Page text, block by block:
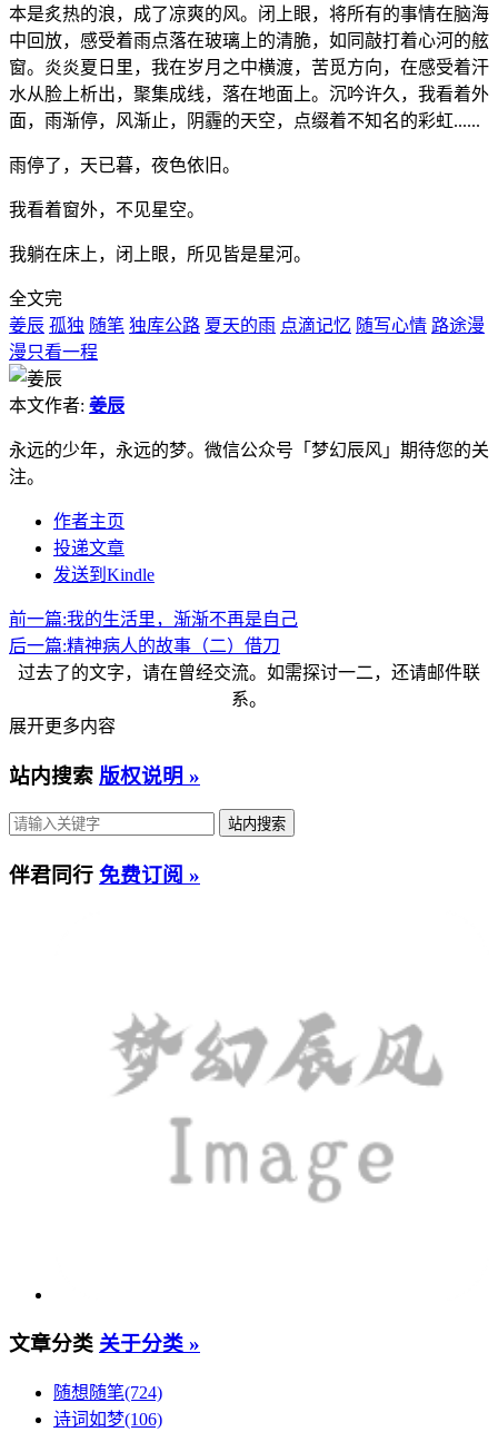
本是炙热的浪，成了凉爽的风。闭上眼，将所有的事情在脑海
中回放，感受着雨点落在玻璃上的清脆，如同敲打着心河的舷
窗。炎炎夏日里，我在岁月之中横渡，苦觅方向，在感受着汗
水从脸上析出，聚集成线，落在地面上。沉吟许久，我看着外
面，雨渐停，风渐止，阴霾的天空，点缀着不知名的彩虹......
雨停了，天已暮，夜色依旧。
我看着窗外，不见星空。
我躺在床上，闭上眼，所见皆是星河。
全文完
姜辰 孤独 随笔 独库公路 夏天的雨 点滴记忆 随写心情 路途漫
漫只看一程
本文作者: 姜辰
永远的少年，永远的梦。微信公众号「梦幻辰风」期待您的关
注。
作者主页
投递文章
发送到Kindle
前一篇:我的生活里，渐渐不再是自己
后一篇:精神病人的故事（二）借刀
过去了的文字，请在曾经交流。如需探讨一二，还请邮件联
系。
展开更多内容
站内搜索 版权说明 »
伴君同行 免费订阅 »
文章分类 关于分类 »
随想随笔(724)
诗词如梦(106)